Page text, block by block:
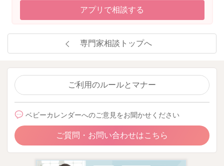
が、泣いて嫌がるならおしまい、ごちそうさまにするとして、
食事の環境は一貫して整えられたほうがおすすめかなと思いま
よかったら参考になさってみてくださいね。
アプリで相談する
専門家相談トップへ
ご利用のルールとマナー
ベビーカレンダーへのご意見をお聞かせください
ご質問・お問い合わせはこちら